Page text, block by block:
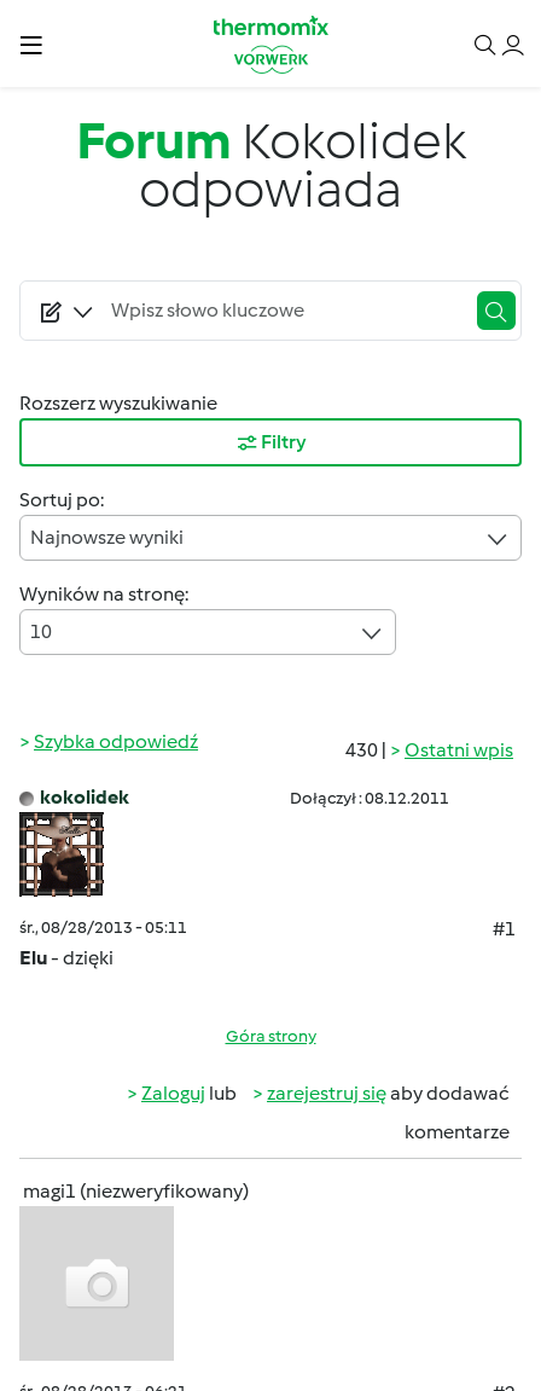
Forum Kokolidek
odpowiada
Rozszerz wyszukiwanie
Filtry
Sortuj po:
Najnowsze wyniki
Wyników na stronę:
10
430 | Ostatni wpis
Szybka odpowiedź
kokolidek Dołączył : 08.12.2011
śr., 08/28/2013 - 05:11
#1
Elu- dzięki
Góra strony
Zaloguj lub zarejestruj sięaby dodawać
komentarze
magi1 (niezweryfikowany)